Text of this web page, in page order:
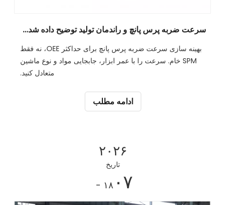
سرعت ضربه پرس پانچ و راندمان تولید توضیح داده شده است
بهینه سازی سرعت ضربه پرس پانچ برای حداکثر OEE، نه فقط
SPM خام. سرعت را با عمر ابزار، جابجایی مواد و نوع ماشین
متعادل کنید.
ادامه مطلب
۲۰۲۶
تاریخ
۰۷ - ۱۸